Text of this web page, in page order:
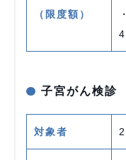
（限度額）
子宮がん検診
対象者